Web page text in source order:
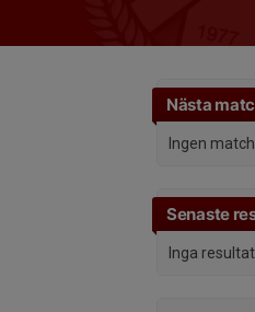
Nästa
Ingen
Senaste
Inga